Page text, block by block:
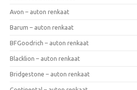
Avon – auton renkaat
Barum – auton renkaat
BFGoodrich – auton renkaat
Blacklion – auton renkaat
Bridgestone – auton renkaat